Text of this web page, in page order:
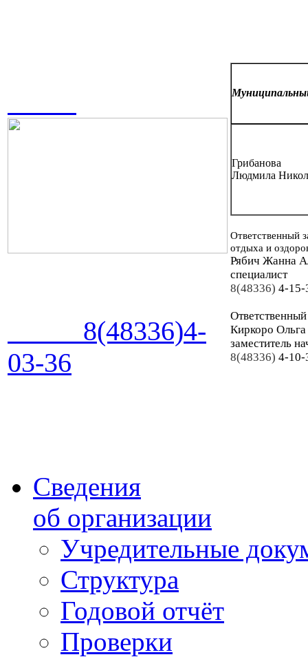
8(48336)4-
03-36
Грибанова
Людмила
Ответственный
отдыха и
Рябич Жанна
специалист
8(48336) 4-15-
Киркоро
заместитель
8(48336) 4-10-
Сведения
об организации
Учредительные
Структура
Годовой отчёт
Проверки